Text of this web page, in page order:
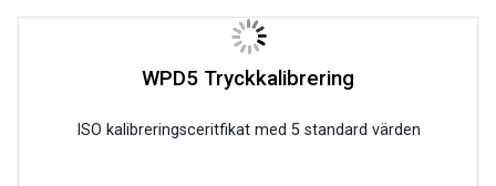
WPD5 Tryckkalibrering
ISO kalibreringsceritfikat med 5 standard värden